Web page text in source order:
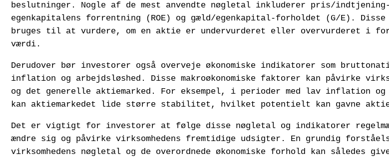
beslutninger. Nogle af de mest anvendte nøgletal inkluderer pris/
egenkapitalens forrentning (ROE) og gæld/egenkapital-forholdet (G/E).
bruges til at vurdere, om en aktie er undervurderet eller overvurderet i
værdi.
Derudover bør investorer også overveje økonomiske indikatorer som
inflation og arbejdsløshed. Disse makroøkonomiske faktorer kan påvirke
og det generelle aktiemarked. For eksempel, i perioder med lav inflation og
kan aktiemarkedet lide større stabilitet, hvilket potentielt kan gavne
Det er vigtigt for investorer at følge disse nøgletal og indikatorer
ændre sig og påvirke virksomhedens fremtidige udsigter. En grundig
virksomhedens nøgletal og de overordnede økonomiske forhold kan således